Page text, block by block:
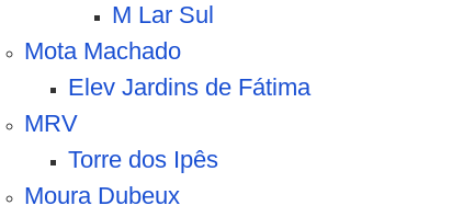
M Lar Sul
Mota Machado
Elev Jardins de Fátima
MRV
Torre dos Ipês
Moura Dubeux